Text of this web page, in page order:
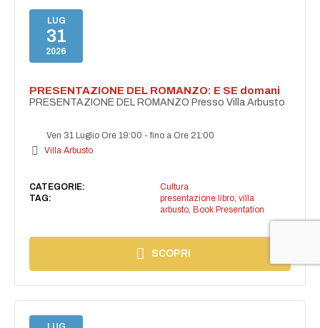
LUG
31
2026
PRESENTAZIONE DEL ROMANZO: E SE domani
PRESENTAZIONE DEL ROMANZO Presso Villa Arbusto
Ven 31 Luglio Ore 19:00 -fino a Ore 21:00
Villa Arbusto
CATEGORIE:
Cultura
TAG:
presentazione libro, villa
arbusto, Book Presentation
SCOPRI